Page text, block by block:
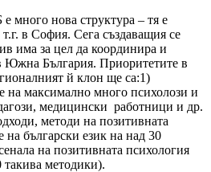
нова структура – тя е
в София. Сега създаващия се
има за цел да координира и
Южна България. Приоритетите в
й клон ще са:1)
на максимално много психолози и
медицински работници и др.
методи на позитивната
на български език на над 30
на позитивната психология
методики).